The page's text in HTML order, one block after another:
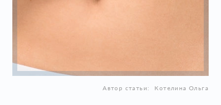
Автор статьи: Котелина Ольга